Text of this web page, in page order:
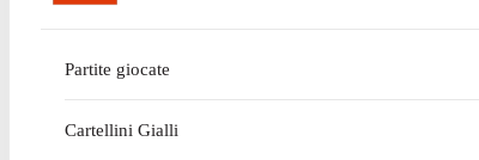
Partite giocate
Cartellini Gialli